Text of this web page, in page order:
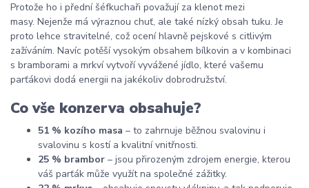
Protože ho i přední šéfkuchaři považují za klenot mezi
masy. Nejenže má výraznou chuť, ale také nízký obsah tuku. Je
proto lehce stravitelné, což ocení hlavně pejskové s citlivým
zažíváním. Navíc potěší vysokým obsahem bílkovin a v kombinaci
s bramborami a mrkví vytvoří vyvážené jídlo, které vašemu
parťákovi dodá energii na jakékoliv dobrodružství.
Co vše konzerva obsahuje?
51 % kozího masa – to zahrnuje běžnou svalovinu i
svalovinu s kostí a kvalitní vnitřnosti.
25 % brambor – jsou přirozeným zdrojem energie, kterou
váš parťák může využít na společné zážitky.